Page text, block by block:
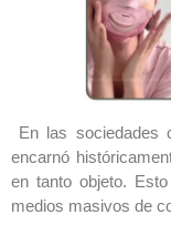
En las sociedades
encarnó
en tanto objeto.
medios masivos de